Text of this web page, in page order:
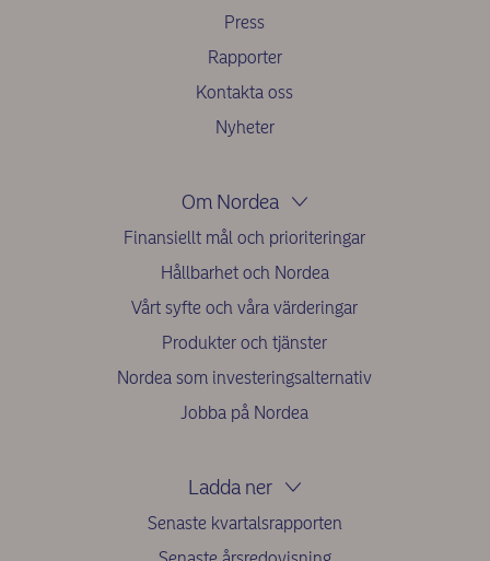
Press
Rapporter
Kontakta oss
Nyheter
Om Nordea
Finansiellt mål och prioriteringar
Hållbarhet och Nordea
Vårt syfte och våra värderingar
Produkter och tjänster
Nordea som investeringsalternativ
Jobba på Nordea
Ladda ner
Senaste kvartalsrapporten